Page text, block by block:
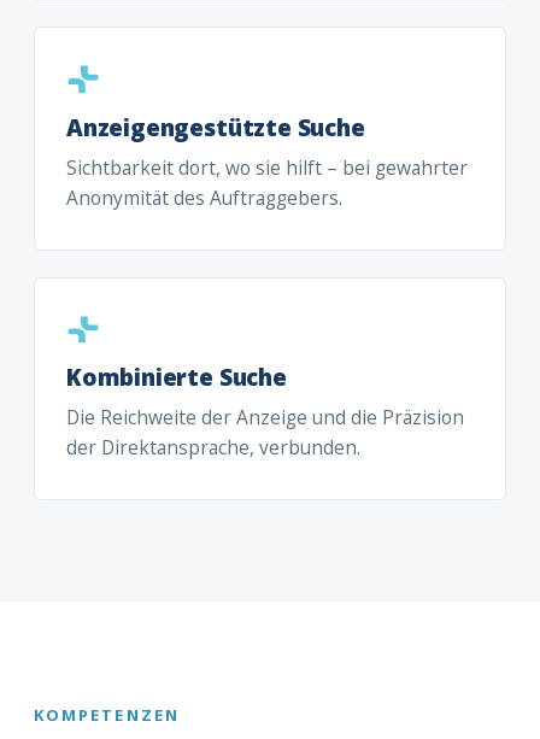
Anzeigengestützte Suche
Sichtbarkeit dort, wo sie hilft – bei gewahrter
Anonymität des Auftraggebers.
Kombinierte Suche
Die Reichweite der Anzeige und die Präzision
der Direktansprache, verbunden.
KOMPETENZEN